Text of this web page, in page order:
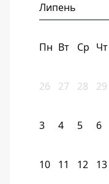
Липень
Пн Вт Ср Чт
26 27 28 29
3 4 5 6
10 11 12 13